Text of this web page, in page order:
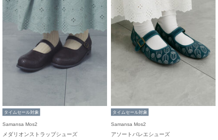
タイムセール対象
Samansa Mos2
メダリオンストラップシューズ
タイムセール対象
Samansa Mos2
アソートバレエシューズ